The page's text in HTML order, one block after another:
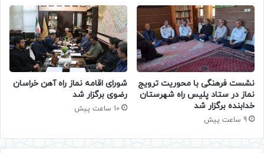
نشست فرهنگی با محوریت ترویج
نماز در ستاد پلیس راه شهرستان
خدابنده برگزار شد
9 ساعت پیش
شورای اقامه نماز راه آهن خراسان
رضوی برگزار شد
10 ساعت پیش